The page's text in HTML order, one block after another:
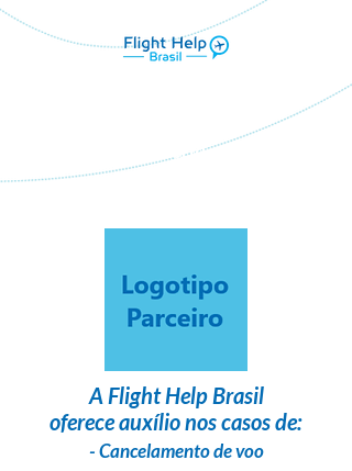
em parceria com
A Flight Help Brasil
oferece auxílio nos casos de:
- Cancelamento de voo